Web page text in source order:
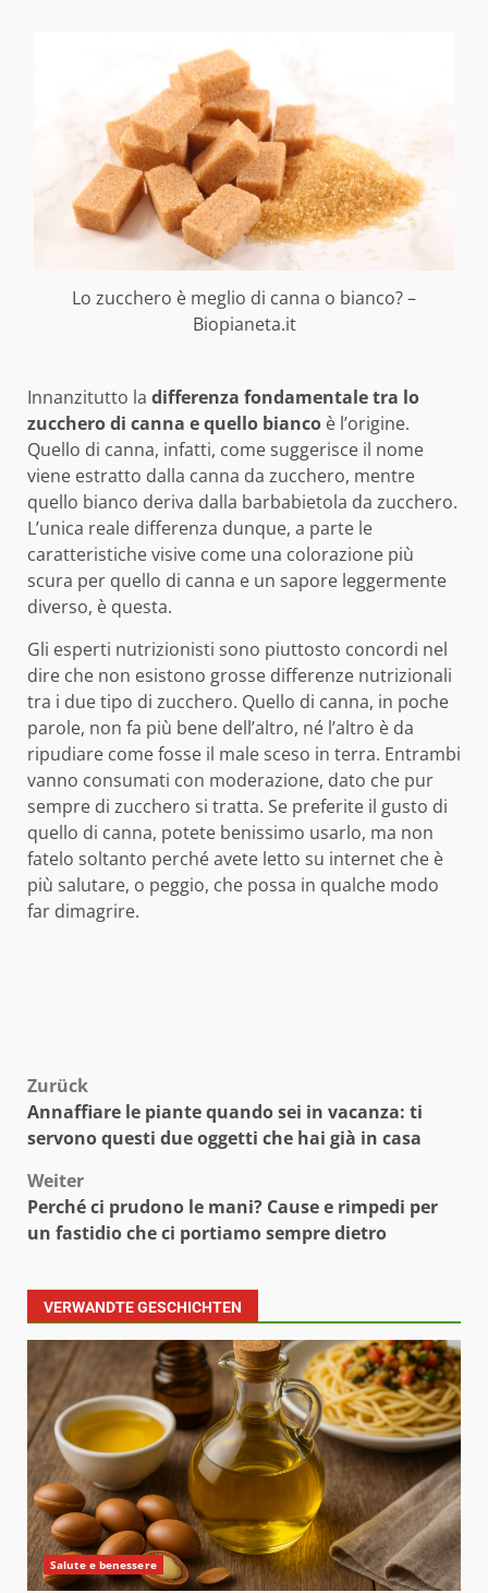
Lo zucchero è meglio di canna o bianco? –
Biopianeta.it
Innanzitutto la differenza fondamentale tra lo
zucchero di canna e quello bianco è l’origine.
Quello di canna, infatti, come suggerisce il nome
viene estratto dalla canna da zucchero, mentre
quello bianco deriva dalla barbabietola da zucchero.
L’unica reale differenza dunque, a parte le
caratteristiche visive come una colorazione più
scura per quello di canna e un sapore leggermente
diverso, è questa.
Gli esperti nutrizionisti sono piuttosto concordi nel
dire che non esistono grosse differenze nutrizionali
tra i due tipo di zucchero. Quello di canna, in poche
parole, non fa più bene dell’altro, né l’altro è da
ripudiare come fosse il male sceso in terra. Entrambi
vanno consumati con moderazione, dato che pur
sempre di zucchero si tratta. Se preferite il gusto di
quello di canna, potete benissimo usarlo, ma non
fatelo soltanto perché avete letto su internet che è
più salutare, o peggio, che possa in qualche modo
far dimagrire.
Beitragsnavigation
Zurück
Annaffiare le piante quando sei in vacanza: ti
servono questi due oggetti che hai già in casa
Weiter
Perché ci prudono le mani? Cause e rimpedi per
un fastidio che ci portiamo sempre dietro
VERWANDTE GESCHICHTEN
Salute e benessere